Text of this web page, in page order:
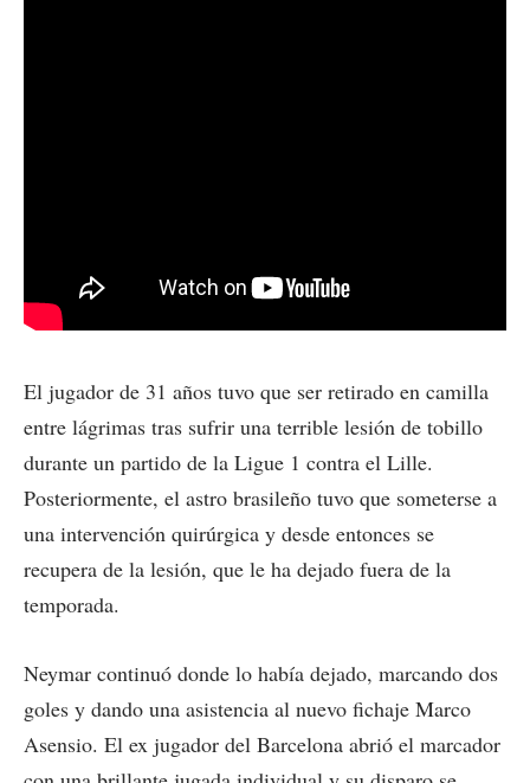
El jugador de 31 años tuvo que ser retirado en camilla
entre lágrimas tras sufrir una terrible lesión de tobillo
durante un partido de la Ligue 1 contra el Lille.
Posteriormente, el astro brasileño tuvo que someterse a
una intervención quirúrgica y desde entonces se
recupera de la lesión, que le ha dejado fuera de la
temporada.
Neymar continuó donde lo había dejado, marcando dos
goles y dando una asistencia al nuevo fichaje Marco
Asensio. El ex jugador del Barcelona abrió el marcador